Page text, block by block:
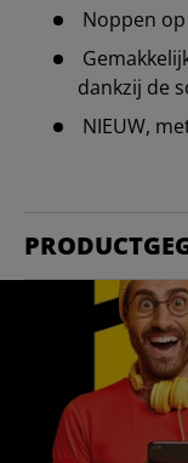
Noppen
dankzij de
NIEUW,